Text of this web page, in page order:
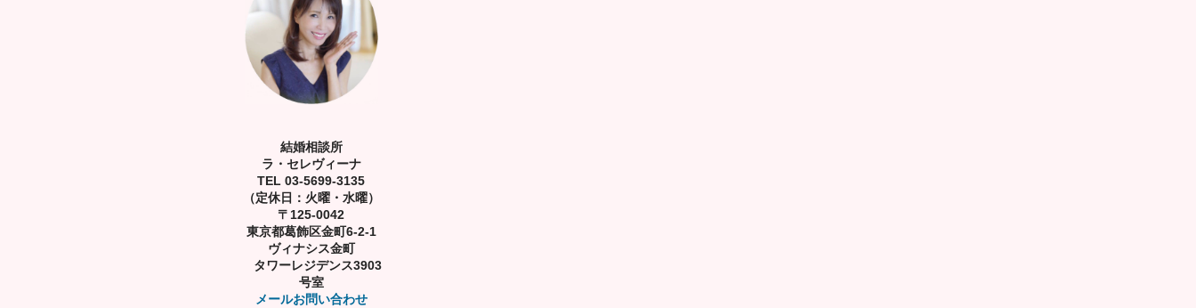
結婚相談所
ラ・セレヴィーナ
TEL 03-5699-3135
（定休日：火曜・水曜）
〒125-0042
東京都葛飾区金町6-2-1
ヴィナシス金町
タワーレジデンス3903
号室
メールお問い合わせ